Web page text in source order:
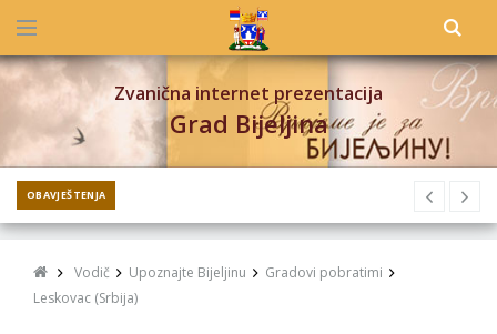
Zvanična internet prezentacija
Grad Bijeljina
OBAVJEŠTENJA
Vodič Upoznajte Bijeljinu
Gradovi pobratimi
Leskovac (Srbija)